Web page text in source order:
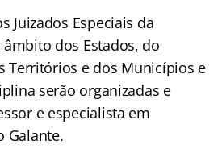
Juizados Especiais da
âmbito dos Estados, do
Territórios e dos Municípios e
serão organizadas e
e especialista em
Galante.